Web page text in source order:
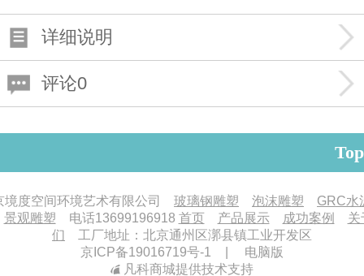
详细说明
评论0
Top
境度空间环境艺术有限公司 玻璃钢雕塑 泡沫雕塑
GRC水
景观雕塑 电话13699196918 首页 产品展示 成功案例
关
们 工厂地址：北京通州区漷县镇工业开发区
京ICP备19016719号-1
电脑版
凡科商城提供技术支持